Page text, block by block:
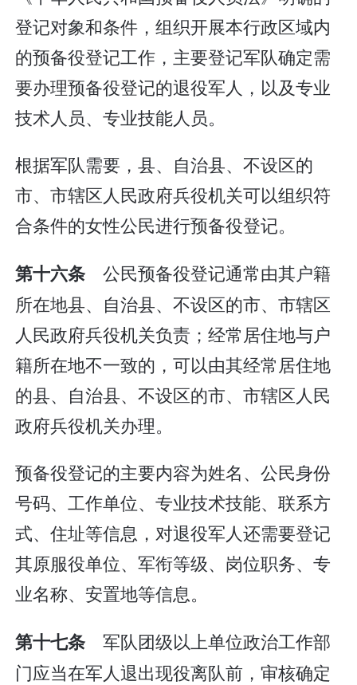
登记对象和条件，组织开展本行政区域内
的预备役登记工作，主要登记军队确定需
要办理预备役登记的退役军人，以及专业
技术人员、专业技能人员。
根据军队需要，县、自治县、不设区的
市、市辖区人民政府兵役机关可以组织符
合条件的女性公民进行预备役登记。
第十六条公民预备役登记通常由其户籍
所在地县、自治县、不设区的市、市辖区
人民政府兵役机关负责；经常居住地与户
籍所在地不一致的，可以由其经常居住地
的县、自治县、不设区的市、市辖区人民
政府兵役机关办理。
预备役登记的主要内容为姓名、公民身份
号码、工作单位、专业技术技能、联系方
式、住址等信息，对退役军人还需要登记
其原服役单位、军衔等级、岗位职务、专
业名称、安置地等信息。
第十七条军队团级以上单位政治工作部
门应当在军人退出现役离队前，审核确定